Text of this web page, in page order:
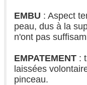
EMBU : Aspect
peau, dus à la
n'ont pas
EMPATEMENT :
laissées
pinceau.